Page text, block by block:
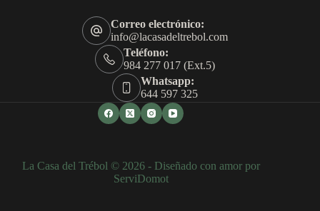
Correo electrónico:
info@lacasadeltrebol.com
Teléfono:
984 277 017 (Ext.5)
Whatsapp:
644 597 325
La Casa del Trébol © 2026 - Diseñado con amor por
ServiDomot